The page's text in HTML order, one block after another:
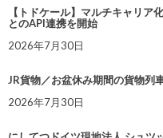
【トドケール】マルチキャリ
とのAPI連携を開始
2026年7月30日
JR貨物／お盆休み期間の貨物列
2026年7月30日